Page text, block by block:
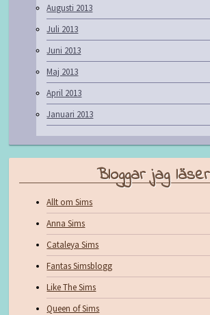
Augusti 2013
Juli 2013
Juni 2013
Maj 2013
April 2013
Januari 2013
Bloggar jag läser
Allt om Sims
Anna Sims
Cataleya Sims
Fantas Simsblogg
Like The Sims
Queen of Sims